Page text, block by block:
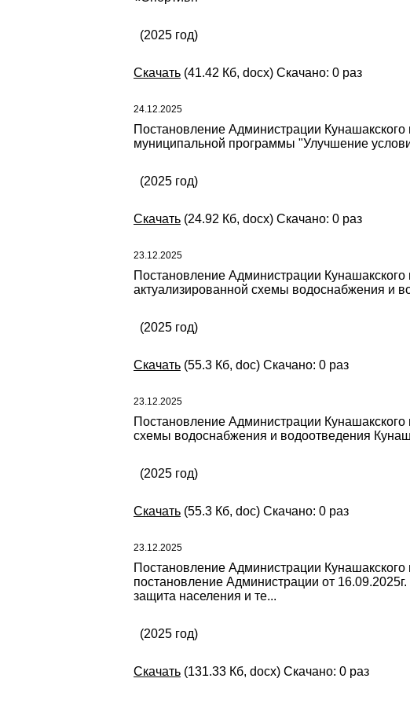
(2025 год)
Скачать (41.42 Кб, docx) Скачано: 0 раз
24.12.2025
Постановление Администрации
муниципальной программы "Улучшение
(2025 год)
Скачать (24.92 Кб, docx) Скачано: 0 раз
23.12.2025
Постановление Администрации
актуализированной схемы водоснабжения и
(2025 год)
Скачать (55.3 Кб, doc) Скачано: 0 раз
23.12.2025
Постановление Администрации
схемы водоснабжения и водоотведения
(2025 год)
Скачать (55.3 Кб, doc) Скачано: 0 раз
23.12.2025
Постановление Администрации
постановление Администрации от
защита населения и те...
(2025 год)
Скачать (131.33 Кб, docx) Скачано: 0 раз